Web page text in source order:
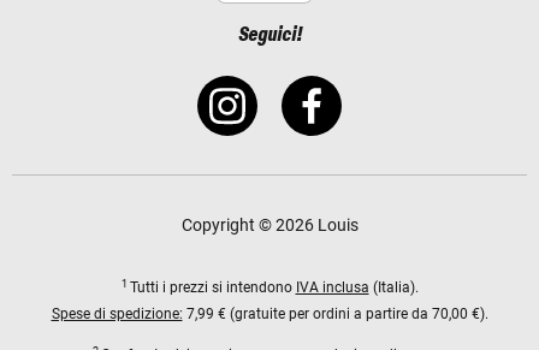
Seguici!
Copyright © 2026 Louis
1 Tutti i prezzi si intendono IVA inclusa (Italia).
Spese di spedizione: 7,99 € (gratuite per ordini a partire da 70,00 €).